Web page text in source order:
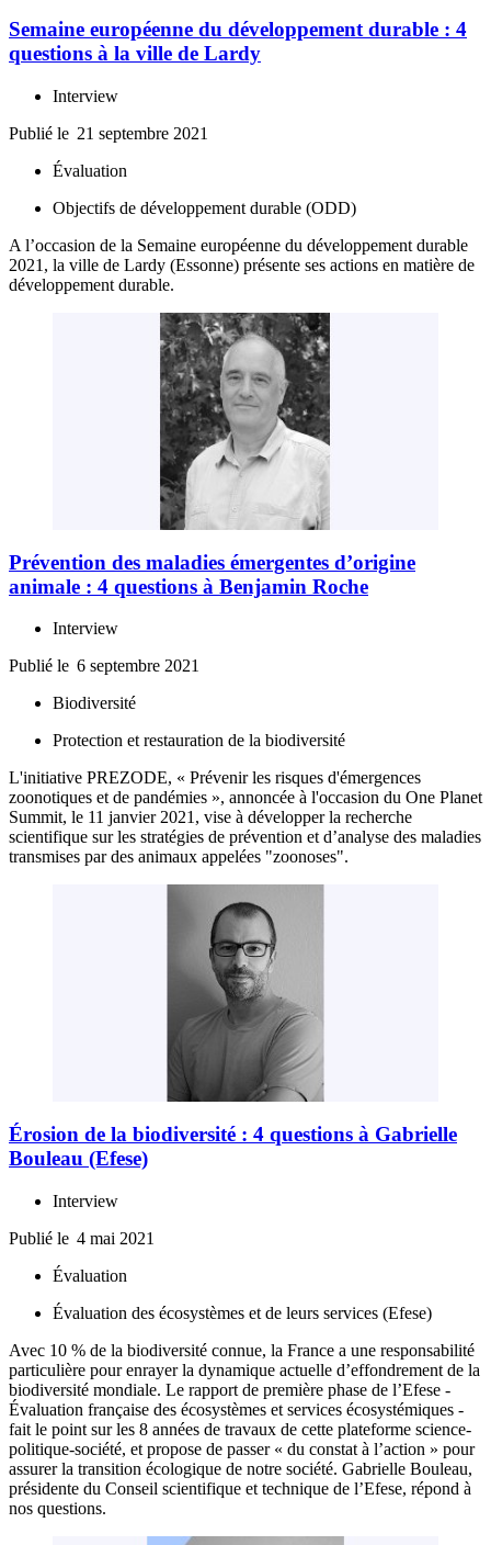
Semaine européenne du développement durable : 4
questions à la ville de Lardy
Interview
Publié le 21 septembre 2021
Évaluation
Objectifs de développement durable (ODD)
A l’occasion de la Semaine européenne du développement durable
2021, la ville de Lardy (Essonne) présente ses actions en matière de
développement durable.
Prévention des maladies émergentes d’origine
animale : 4 questions à Benjamin Roche
Interview
Publié le 6 septembre 2021
Biodiversité
Protection et restauration de la biodiversité
L'initiative PREZODE, « Prévenir les risques d'émergences
zoonotiques et de pandémies », annoncée à l'occasion du One Planet
Summit, le 11 janvier 2021, vise à développer la recherche
scientifique sur les stratégies de prévention et d’analyse des maladies
transmises par des animaux appelées "zoonoses".
Érosion de la biodiversité : 4 questions à Gabrielle
Bouleau (Efese)
Interview
Publié le 4 mai 2021
Évaluation
Évaluation des écosystèmes et de leurs services (Efese)
Avec 10 % de la biodiversité connue, la France a une responsabilité
particulière pour enrayer la dynamique actuelle d’effondrement de la
biodiversité mondiale. Le rapport de première phase de l’Efese -
Évaluation française des écosystèmes et services écosystémiques -
fait le point sur les 8 années de travaux de cette plateforme science-
politique-société, et propose de passer « du constat à l’action » pour
assurer la transition écologique de notre société. Gabrielle Bouleau,
présidente du Conseil scientifique et technique de l’Efese, répond à
nos questions.